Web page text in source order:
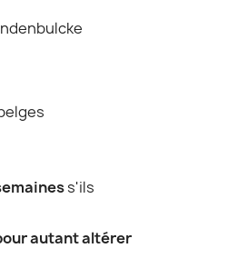
s'ils
autant altérer